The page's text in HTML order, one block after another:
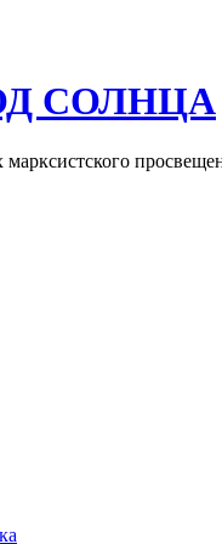
СОЛНЦА